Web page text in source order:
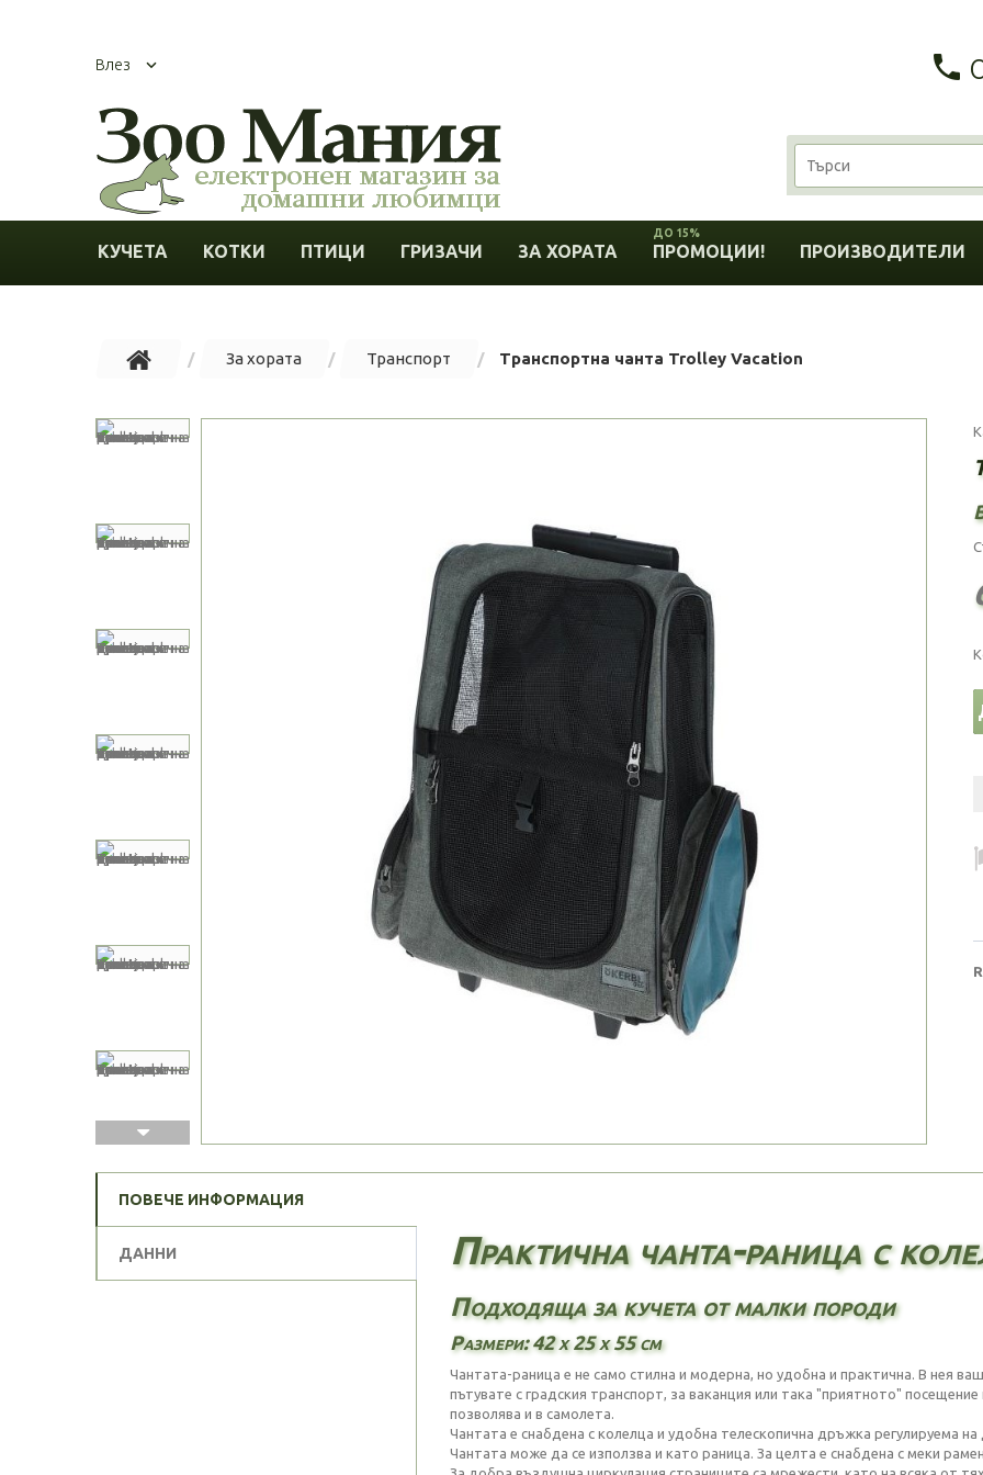
Влез
КУЧЕТА КОТКИ ПТИЦИ ГРИЗАЧИ ЗА ХОРАТА ПРОМОЦИИ!
ДО 15%
ПРОИЗВОДИТЕЛИ
За хората Транспорт Транспортна чанта Trolley Vacation
ПОВЕЧЕ ИНФОРМАЦИЯ
ДАННИ Практична чанта-раница с
Подходяща за кучета от малки породи
Размери: 42 х 25 х 55 см
Чантата-раница е не само стилна и модерна, но удобна и практична. В нея
пътувате с градския транспорт, за ваканция или така "приятното"
позволява и в самолета.
Чантата е снабдена с колелца и удобна телескопична дръжка регулируема
Чантата може да се използва и като раница. За целта е снабдена с меки